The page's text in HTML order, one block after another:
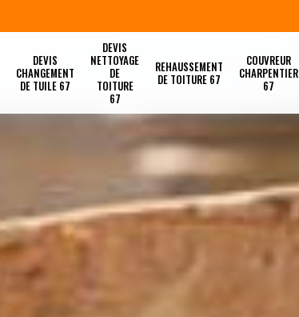
DEVIS
CHANGEMENT
DE TUILE 67
DEVIS
NETTOYAGE
DE
TOITURE
67
REHAUSSEMENT
DE TOITURE 67
COUVREUR
CHARPENTIER
67